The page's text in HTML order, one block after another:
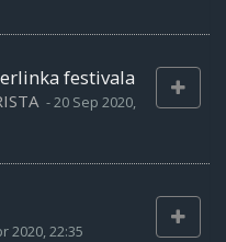
festivala
-20 Sep 2020,
2020, 22:35